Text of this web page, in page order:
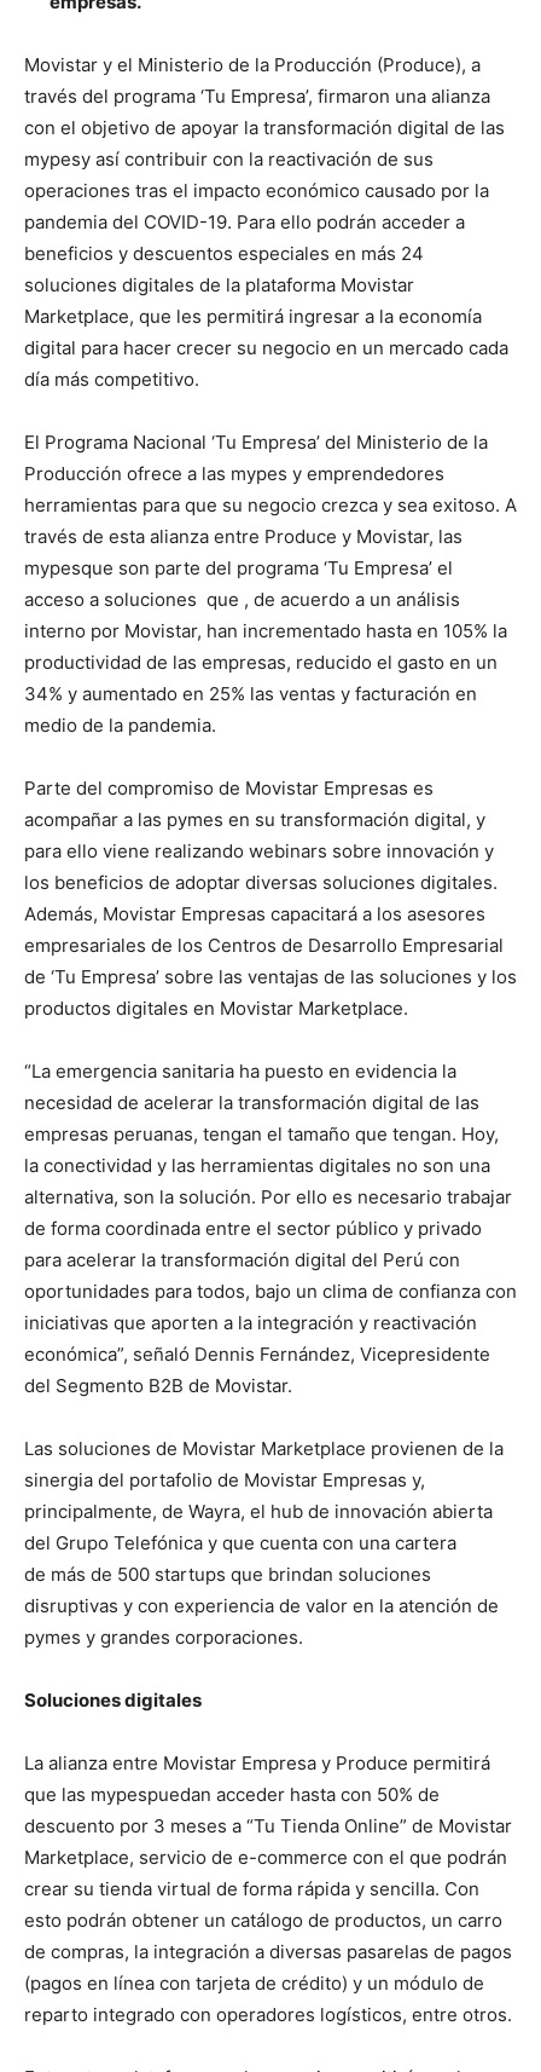
Movistar y el Ministerio de la Producción (Produce), a
través del programa ‘Tu Empresa’, firmaron una alianza
con el objetivo de apoyar la transformación digital de las
mypesy así contribuir con la reactivación de sus
operaciones tras el impacto económico causado por la
pandemia del COVID-19. Para ello podrán acceder a
beneficios y descuentos especiales en más 24
soluciones digitales de la plataforma Movistar
Marketplace, que les permitirá ingresar a la economía
digital para hacer crecer su negocio en un mercado cada
día más competitivo.
El Programa Nacional ‘Tu Empresa’ del Ministerio de la
Producción ofrece a las mypes y emprendedores
herramientas para que su negocio crezca y sea exitoso. A
través de esta alianza entre Produce y Movistar, las
mypesque son parte del programa ‘Tu Empresa’ el
acceso a soluciones que , de acuerdo a un análisis
interno por Movistar, han incrementado hasta en 105% la
productividad de las empresas, reducido el gasto en un
34% y aumentado en 25% las ventas y facturación en
medio de la pandemia.
Parte del compromiso de Movistar Empresas es
acompañar a las pymes en su transformación digital, y
para ello viene realizando webinars sobre innovación y
los beneficios de adoptar diversas soluciones digitales.
Además, Movistar Empresas capacitará a los asesores
empresariales de los Centros de Desarrollo Empresarial
de ‘Tu Empresa’ sobre las ventajas de las soluciones y los
productos digitales en Movistar Marketplace.
“La emergencia sanitaria ha puesto en evidencia la
necesidad de acelerar la transformación digital de las
empresas peruanas, tengan el tamaño que tengan. Hoy,
la conectividad y las herramientas digitales no son una
alternativa, son la solución. Por ello es necesario trabajar
de forma coordinada entre el sector público y privado
para acelerar la transformación digital del Perú con
oportunidades para todos, bajo un clima de confianza con
iniciativas que aporten a la integración y reactivación
económica”, señaló Dennis Fernández, Vicepresidente
del Segmento B2B de Movistar.
Las soluciones de Movistar Marketplace provienen de la
sinergia del portafolio de Movistar Empresas y,
principalmente, de Wayra, el hub de innovación abierta
del Grupo Telefónica y que cuenta con una cartera
de más de 500 startups que brindan soluciones
disruptivas y con experiencia de valor en la atención de
pymes y grandes corporaciones.
Soluciones digitales
La alianza entre Movistar Empresa y Produce permitirá
que las mypespuedan acceder hasta con 50% de
descuento por 3 meses a “Tu Tienda Online” de Movistar
Marketplace, servicio de e-commerce con el que podrán
crear su tienda virtual de forma rápida y sencilla. Con
esto podrán obtener un catálogo de productos, un carro
de compras, la integración a diversas pasarelas de pagos
(pagos en línea con tarjeta de crédito) y un módulo de
reparto integrado con operadores logísticos, entre otros.